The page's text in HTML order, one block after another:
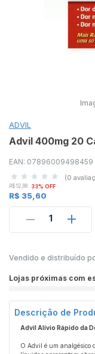
ADVIL
Advil 400mg 20
EAN: 07896009498459
(0
R$ 52,88 33% OFF
R$ 35,60
1
Vendido e distribuído
Lojas próximas com
Descrição de
Advil Alívio Rápido da
O Advil é um analgésico